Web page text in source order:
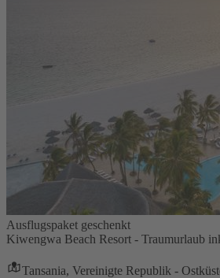
Ausflugspaket geschenkt
Kiwengwa Beach Resort - Traumurlaub
Tansania, Vereinigte Republik -